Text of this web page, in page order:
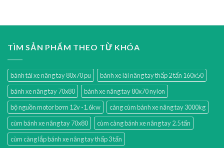
TÌM SẢN PHẨM THEO TỪ KHÓA
bánh tải xe nâng tay 80x70 pu
bánh xe lái nâng tay thấp 2 tấn 160x50
bánh xe nâng tay 70x80
bánh xe nâng tay 80x70 nylon
bộ nguồn motor bơm 12v -1.6kw
càng cùm bánh xe nâng tay 3000kg
cùm bánh xe nâng tay 70x80
cùm càng bánh xe nâng tay 2.5 tấn
cùm càng lắp bánh xe nâng tay thấp 3 tấn